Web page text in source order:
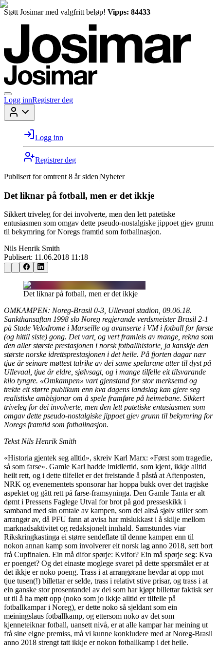
Støtt Josimar med valgfritt beløp! Vipps: 84433
Logg innRegistrer deg
Logg inn
Registrer deg
Publisert for omtrent 8 år siden|Nyheter
Det liknar på fotball, men er det ikkje
Sikkert triveleg for dei involverte, men den lett patetiske
entusiasmen som omgav dette pseudo-nostalgiske jippoet gjev grunn
til bekymring for Noregs framtid som fotballnasjon.
Nils Henrik Smith
Publisert: 11.06.2018 11:18
Det liknar på fotball, men er det ikkje
OMKAMPEN: Noreg-Brasil 0-3, Ullevaal stadion, 09.06.18.
Sankthansaftan 1998 slo Noreg regjerande verdsmeister Brasil 2-1
på Stade Velodrome i Marseille og avanserte i VM i fotball for første
(og hittil siste) gong. Det vart, og vert framleis av mange, rekna som
den aller største prestasjonen i norsk fotballhistorie, ja kanskje den
største norske idrettsprestasjonen i det heile. På fjorten dagar nær
tjue år seinare møttest talrike av dei same spelarane atter til dyst på
Ullevaal, tjue år eldre, sjølvsagt, og i mange tilfelle eit tilsvarande
kilo tyngre. «Omkampen» vart gjenstand for stor merksemd og
trekte eit større publikum enn kva dagens landslag kan gjere seg
realistiske ambisjonar om å spele framføre på heimebane. Sikkert
triveleg for dei involverte, men den lett patetiske entusiasmen som
omgav dette pseudo-nostalgiske jippoet gjev grunn til bekymring for
Noregs framtid som fotballnasjon.
Tekst Nils Henrik Smith
«Historia gjentek seg alltid», skreiv Karl Marx: «Først som tragedie,
så som farse». Gamle Karl hadde imidlertid, som kjent, ikkje alltid
heilt rett, og i dette tilfellet er det freistande å påstå at Aftenposten,
NRK og evenementets sponsorar har hoppa bukk over det tragiske
aspektet og gått rett på farse-framsyninga. Den Gamle Tanta er alt
dømt i Pressens Faglege Utval for brot på god presseskikk i
samband med sin omtale av kampen, som dei altså sjølv stiller som
arrangør av, då PFU fann at avisa har mislukkast i å skilje mellom
marknadsaktivitet og redaksjonelt innhald. Samstundes viar
Rikskringkastinga ei større sendeflate til denne kampen enn til
nokon annan kamp som involverer eit norsk lag anno 2018, sett bort
frå Cupfinalen. Ein må difor spørje: Kvifor? Ein må spørje seg: Kva
er poenget? Og det einaste moglege svaret på dette spørsmålet er at
det ikkje er noko poeng. Trass i at arrangørane hevdar at opp mot
tjue tusen(!) billettar er selde, trass i relativt stive prisar, og trass i at
ein ganske stor prosentandel av dei som har kjøpt billettar faktisk ser
ut til å ha møtt opp (noko som jo ikkje alltid er tilfelle på
fotballkampar i Noreg), er dette noko så sjeldant som ein
meiningslaus fotballkamp, og ettersom noko av det som
kjenneteiknar fotball, uansett nivå, er at alle kampar har meining ut
frå sine eigne premiss, må vi kunne konkludere med at Noreg-Brasil
anno 2018 strengt tatt ikkje er nokon fotballkamp i det heile.